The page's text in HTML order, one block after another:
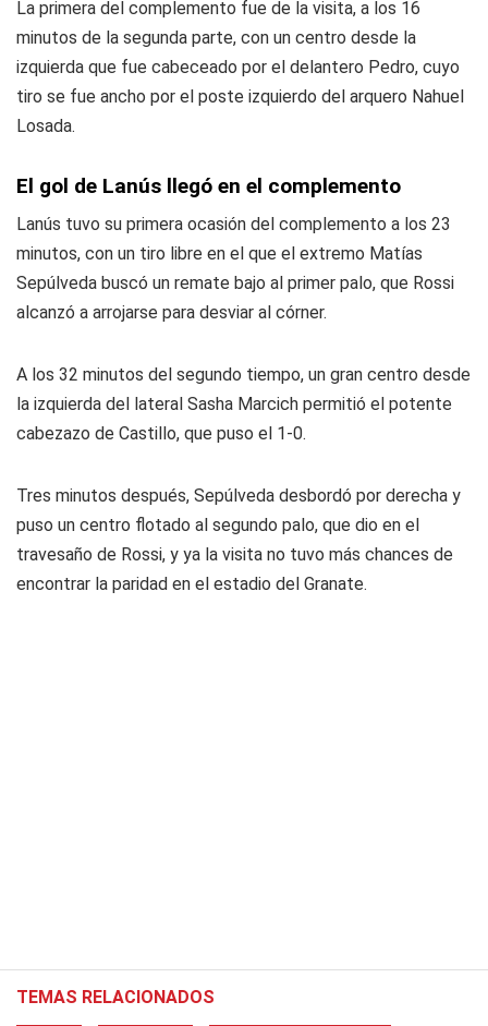
La primera del complemento fue de la visita, a los 16
minutos de la segunda parte, con un centro desde la
izquierda que fue cabeceado por el delantero Pedro, cuyo
tiro se fue ancho por el poste izquierdo del arquero Nahuel
Losada.
El gol de Lanús llegó en el complemento
Lanús tuvo su primera ocasión del complemento a los 23
minutos, con un tiro libre en el que el extremo Matías
Sepúlveda buscó un remate bajo al primer palo, que Rossi
alcanzó a arrojarse para desviar al córner.
A los 32 minutos del segundo tiempo, un gran centro desde
la izquierda del lateral Sasha Marcich permitió el potente
cabezazo de Castillo, que puso el 1-0.
Tres minutos después, Sepúlveda desbordó por derecha y
puso un centro flotado al segundo palo, que dio en el
travesaño de Rossi, y ya la visita no tuvo más chances de
encontrar la paridad en el estadio del Granate.
TEMAS RELACIONADOS